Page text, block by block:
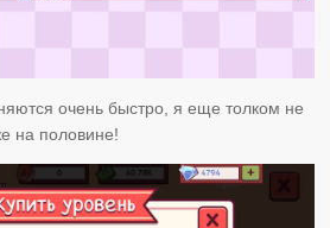
очень быстро, я еще толком не
на половине!